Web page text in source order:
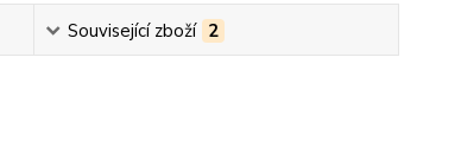
Související zboží 2